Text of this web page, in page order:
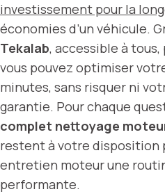
investissement pour la
économies d’un véhicule.
Tekalab, accessible à tous,
vous pouvez optimiser
minutes, sans risquer ni
garantie. Pour chaque
complet nettoyage
restent à votre disposition
entretien moteur une
performante.